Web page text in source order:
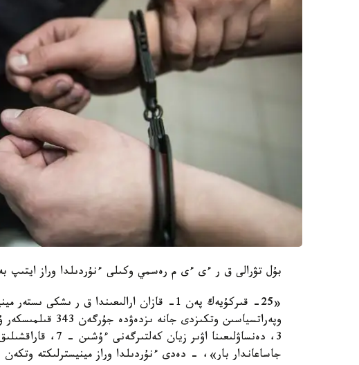
بۇل تۋرالى ق ر ءى ءى م رەسمي وكىلى ءنۇردىلدا وراز ايتىپ
«25- قىركۇيەك پەن 1- قازان ارالىعىندا ق ر
وپەراتسياسىن
جاساعاندار بار»، - دەدى ءنۇردىلدا وراز مينيسترلىكتە وتكەن